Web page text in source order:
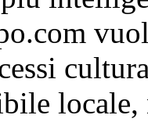
locale,